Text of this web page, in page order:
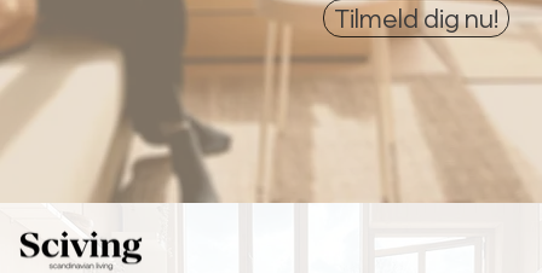
Tilmeld dig nu!